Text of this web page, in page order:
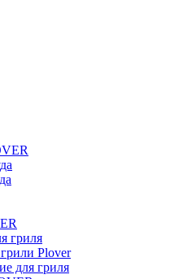
гриля
Plover
для гриля